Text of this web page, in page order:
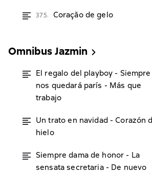
375. Coração de gelo
Omnibus Jazmin
El regalo del playboy - Siempre
nos quedará parís - Más que
trabajo
Un trato en navidad - Corazón
hielo
Siempre dama de honor - La
sensata secretaria - De nuevo